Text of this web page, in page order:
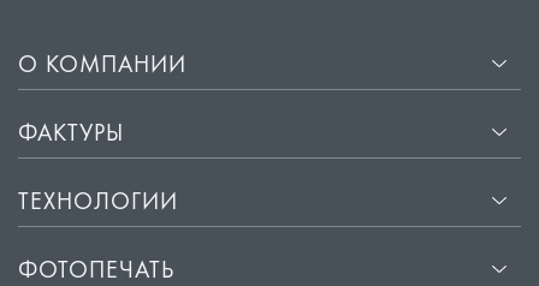
О КОМПАНИИ
ФАКТУРЫ
ТЕХНОЛОГИИ
ФОТОПЕЧАТЬ